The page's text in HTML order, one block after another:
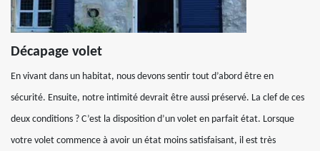
Décapage volet
En vivant dans un habitat, nous devons sentir tout d’abord être en
sécurité. Ensuite, notre intimité devrait être aussi préservé. La clef de ces
deux conditions ? C’est la disposition d’un volet en parfait état. Lorsque
votre volet commence à avoir un état moins satisfaisant, il est très